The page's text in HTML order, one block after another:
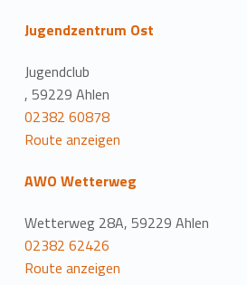
Jugendzentrum Ost
Jugendclub
, 59229 Ahlen
02382 60878
Route anzeigen
AWO Wetterweg
Wetterweg 28A, 59229 Ahlen
02382 62426
Route anzeigen